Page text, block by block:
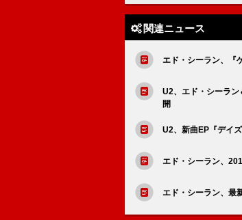
関連ニュース
エド・シーラン、『
U2、エド・シーラ
開
U2、新曲EP『デイ
エド・シーラン、
エド・シーラン、最